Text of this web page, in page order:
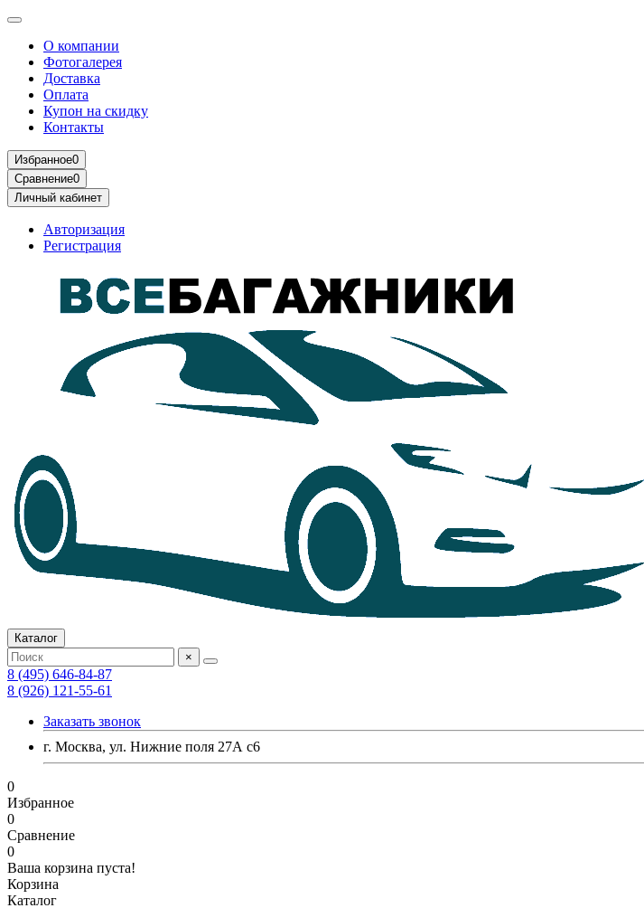
О компании
Фотогалерея
Доставка
Оплата
Купон на скидку
Контакты
Избранное0
Сравнение0
Личный кабинет
Авторизация
Регистрация
Каталог
×
8 (495) 646-84-87
8 (926) 121-55-61
Заказать звонок
г. Москва, ул. Нижние поля 27А с6
0
Избранное
0
Сравнение
0
Ваша корзина пуста!
Корзина
Каталог